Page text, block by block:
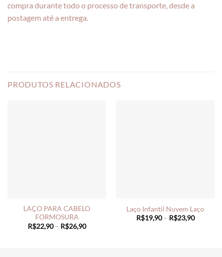
compra durante todo o processo de transporte, desde a
postagem até a entrega.
PRODUTOS RELACIONADOS
LAÇO PARA CABELO
FORMOSURA
R$22,90 – R$26,90Price
Laço Infantil Nuvem Laço
R$19,90 – R$23,90Price